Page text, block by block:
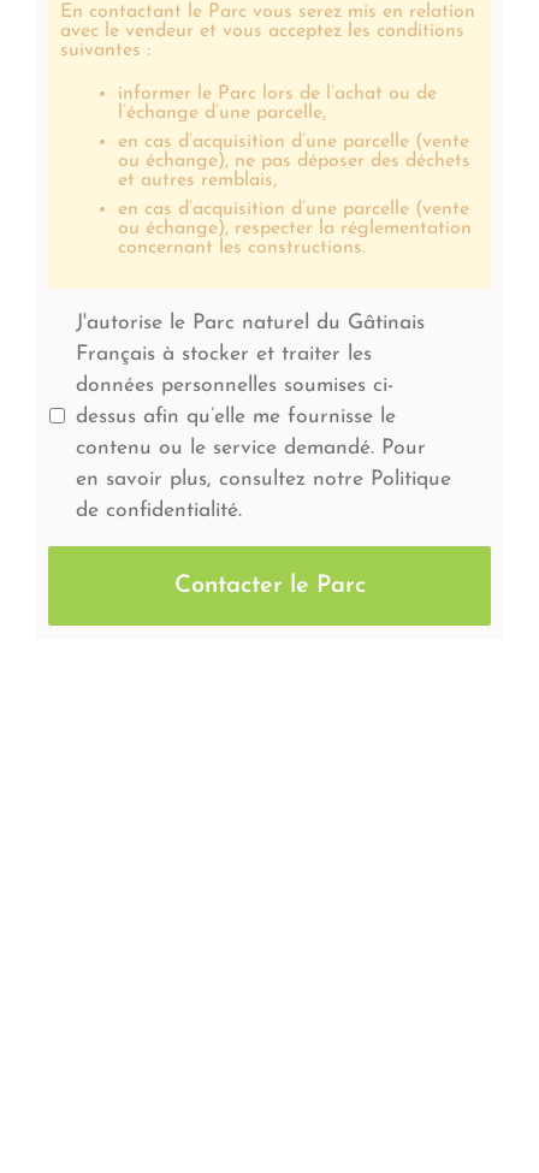
En contactant le Parc vous serez mis en relation
avec le vendeur et vous acceptez les conditions
suivantes :
informer le Parc lors de l’achat ou de
l’échange d’une parcelle,
en cas d’acquisition d’une parcelle (vente
ou échange), ne pas déposer des déchets
et autres remblais,
en cas d’acquisition d’une parcelle (vente
ou échange), respecter la réglementation
concernant les constructions.
J'autorise le Parc naturel du Gâtinais
Français à stocker et traiter les
données personnelles soumises ci-
dessus afin qu’elle me fournisse le
contenu ou le service demandé. Pour
en savoir plus, consultez notre Politique
de confidentialité.